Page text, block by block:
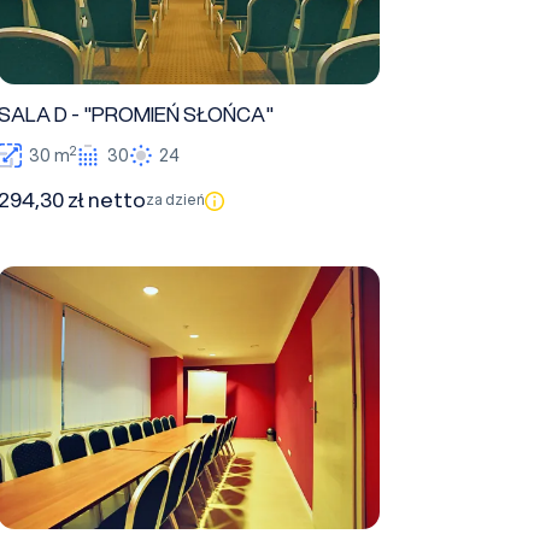
D - "PROMIEŃ SŁOŃCA"
30 m2 30 24
zł nettoza dzień
SALA E - "GŁĘBIA PURPURY"